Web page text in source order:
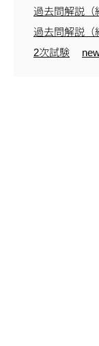
過去問解説（
過去問解説（
2次試験